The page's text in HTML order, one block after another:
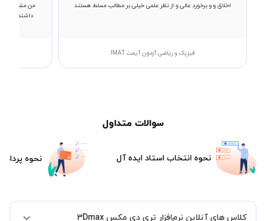
اخلاق و و برخورد عالی و از نظر علمی خیلی بر مطالب مسلط هستند
فیزیک و ریاضی آزمون آیمت IMAT
من مشکلات
داشتم
سوالات متداول
نحوه انتخاب استاد ایده آل نحوه
کلاس های آنلاین نرم‌افزار تری دی مکس 3Dmax